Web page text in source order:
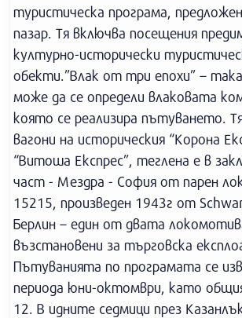
туристическа програма,
пазар. Тя включва посещения
културно-исторически
обекти.”Влак от три епохи” –
може да се определи влаковата
която се реализира пътуването.
вагони на историческия “Корона
“Витоша Експрес”, теглена е в
част - Мездра - София от парен
15215, произведен 1943г от
Берлин – един от двата
възстановени за търговска
Пътуванията по програмата се
периода юни-октомври, като
12. В идните седмици през